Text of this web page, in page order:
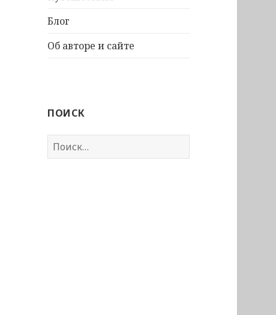
Блог
Об авторе и сайте
ПОИСК
Найти: